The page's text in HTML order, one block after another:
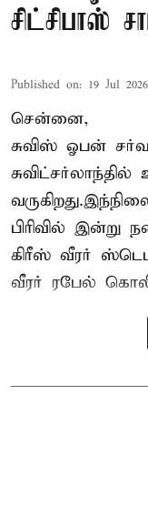
சிட்சிபாஸ்
Published on: 19 Jul
சென்னை,
சுவிஸ் ஓபன்
பிரிவில் இன்று
கிரீஸ் வீரர்
வீரர் ரபேல்